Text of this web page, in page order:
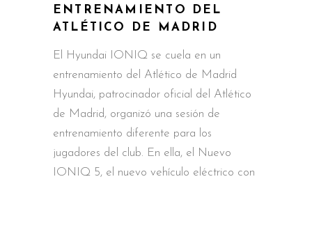
ENTRENAMIENTO DEL
ATLÉTICO DE MADRID
El Hyundai IONIQ se cuela en un
entrenamiento del Atlético de Madrid
Hyundai, patrocinador oficial del Atlético
de Madrid, organizó una sesión de
entrenamiento diferente para los
jugadores del club. En ella, el Nuevo
IONIQ 5, el nuevo vehículo eléctrico con